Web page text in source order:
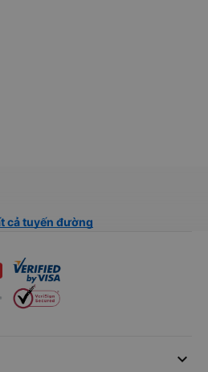
cả tuyến đường
keyboard_arrow_down